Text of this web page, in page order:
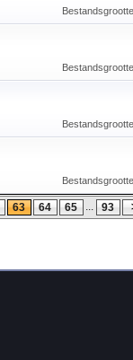
63 64 65 ... 93